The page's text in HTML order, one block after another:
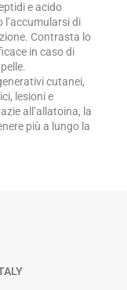
e acido
l’accumularsi di
Contrasta lo
in caso di
cutanei,
lesioni e
all’allatoina, la
più a lungo la